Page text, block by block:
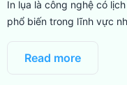
In lụa là công nghệ có
phổ biến trong lĩnh vực
Read more